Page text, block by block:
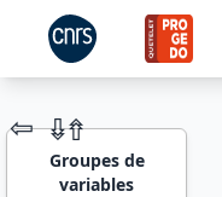
⇦ ⇮⇮
Groupes de
variables